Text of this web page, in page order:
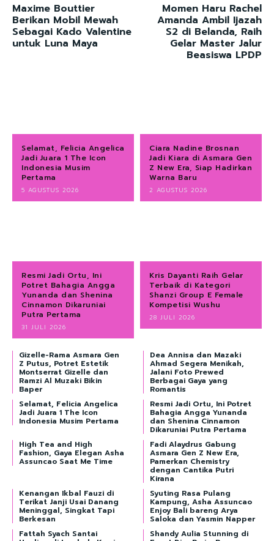
Maxime Bouttier
Berikan Mobil Mewah
Sebagai Kado Valentine
untuk Luna Maya
Momen Haru Rachel
Amanda Ambil Ijazah
S2 di Belanda, Raih
Gelar Master Jalur
Beasiswa LPDP
Selamat, Felicia Angelica
Jadi Juara 1 The Icon
Indonesia Musim
Pertama
5 AGUSTUS 2026
Ciara Nadine Brosnan
Jadi Kiara di Asmara Gen
Z New Era, Siap Hadirkan
Warna Baru
2 AGUSTUS 2026
Resmi Jadi Ortu, Ini
Potret Bahagia Angga
Yunanda dan Shenina
Cinnamon Dikaruniai
Putra Pertama
31 JULI 2026
Kris Dayanti Raih Gelar
Terbaik di Kategori
Shanzi Group E Female
Kompetisi Wushu
28 JULI 2026
Gizelle-Rama Asmara Gen
Z Putus, Potret Estetik
Montserrat Gizelle dan
Ramzi Al Muzaki Bikin
Baper
Dea Annisa dan Mazaki
Ahmad Segera Menikah,
Jalani Foto Prewed
Berbagai Gaya yang
Romantis
Selamat, Felicia Angelica
Jadi Juara 1 The Icon
Indonesia Musim Pertama
Resmi Jadi Ortu, Ini Potret
Bahagia Angga Yunanda
dan Shenina Cinnamon
Dikaruniai Putra Pertama
High Tea and High
Fashion, Gaya Elegan Asha
Assuncao Saat Me Time
Fadi Alaydrus Gabung
Asmara Gen Z New Era,
Pamerkan Chemistry
dengan Cantika Putri
Kirana
Kenangan Ikbal Fauzi di
Terikat Janji Usai Danang
Meninggal, Singkat Tapi
Berkesan
Syuting Rasa Pulang
Kampung, Asha Assuncao
Enjoy Bali bareng Arya
Saloka dan Yasmin Napper
Fattah Syach Santai
Shandy Aulia Stunning di